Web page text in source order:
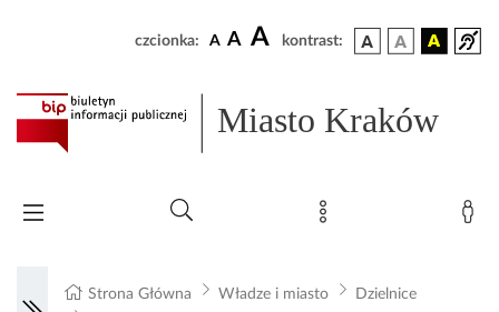
czcionka: A A A kontrast:
Miasto Kraków
Strona Główna Władze i miasto
Dzielnice